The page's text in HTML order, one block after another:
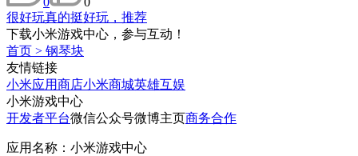
很好玩真的挺好玩，推荐
下载小米游戏中心，参与互动！
首页 > 钢琴块
友情链接
小米应用商店小米商城英雄互娱
小米游戏中心
开发者平台微信公众号微博主页商务合作
应用名称：小米游戏中心